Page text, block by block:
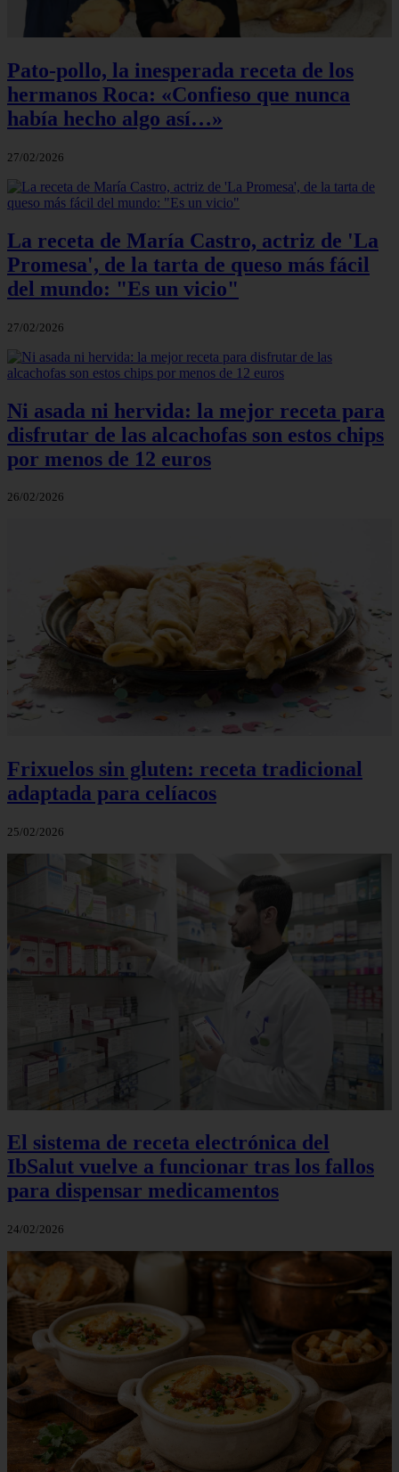
Pato-pollo, la inesperada receta de los
hermanos Roca: «Confieso que nunca
había hecho algo así…»
27/02/2026
La receta de María Castro, actriz de 'La
Promesa', de la tarta de queso más fácil
del mundo: "Es un vicio"
27/02/2026
Ni asada ni hervida: la mejor receta para
disfrutar de las alcachofas son estos chips
por menos de 12 euros
26/02/2026
Frixuelos sin gluten: receta tradicional
adaptada para celíacos
25/02/2026
El sistema de receta electrónica del
IbSalut vuelve a funcionar tras los fallos
para dispensar medicamentos
24/02/2026